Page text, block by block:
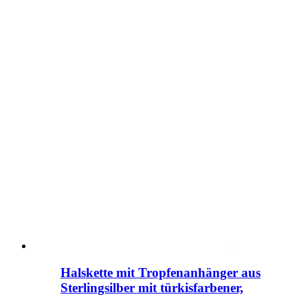
Halskette mit Tropfenanhänger aus
Sterlingsilber mit türkisfarbener,